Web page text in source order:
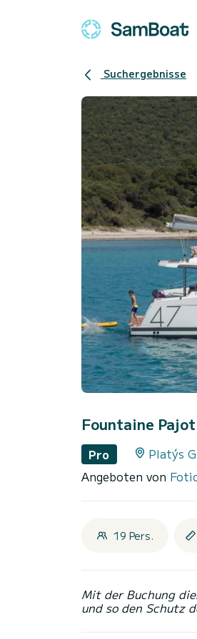
Suchergebnisse
Fountaine
Pro Platýs
Angeboten von
19 Pers.
Mit der Buchung
und so den Schutz